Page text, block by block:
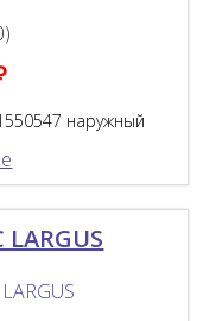
наружный